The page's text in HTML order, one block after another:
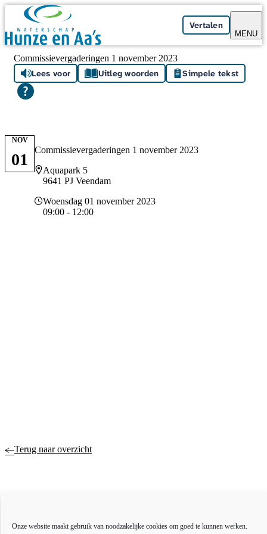
Onze website maakt gebruik van noodzakelijke cookies om goed te kunnen werken.
Skip navigation
Vertalen
MENU
Commissievergaderingen 1 november 2023
Lees voor Uitleg woorden Simpele tekst
Commissievergaderingen 1 november 2023
Locatie
Aquapark 5
9641 PJ Veendam
Datum en tijd
Woensdag 01 november 2023
09:00 - 12:00
NOV
01
Terug naar overzicht
Over ons